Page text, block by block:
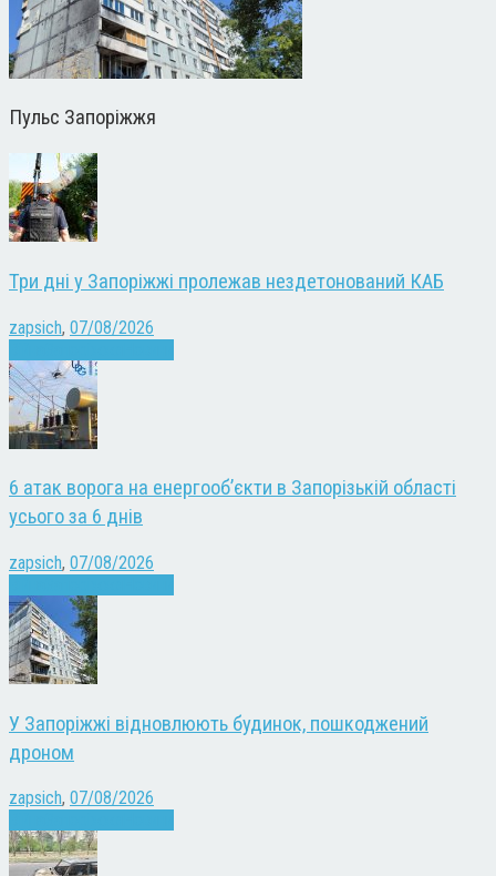
Пульс Запоріжжя
Три дні у Запоріжжі пролежав нездетонований КАБ
zapsich, 07/08/2026
6 атак ворога на енергооб’єкти в Запорізькій області
усього за 6 днів
zapsich, 07/08/2026
У Запоріжжі відновлюють будинок, пошкоджений
дроном
zapsich, 07/08/2026